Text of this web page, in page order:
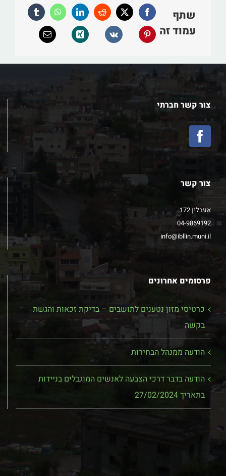
שתף
עמוד זה
צור קשר חברתי
צור קשר
אעבלין 172
04-9869192
info@ibllin.muni.il
פרסומים אחרונים
כרטיסי מזון נטענים לתושבים – בדיקת זכאות והגשת
בקשה
הודעה ממנהל הבחירות
הודעה בדבר דרכי הצבעה לאנשים המוגבלים בניידות
בתאריך 27/02/2024